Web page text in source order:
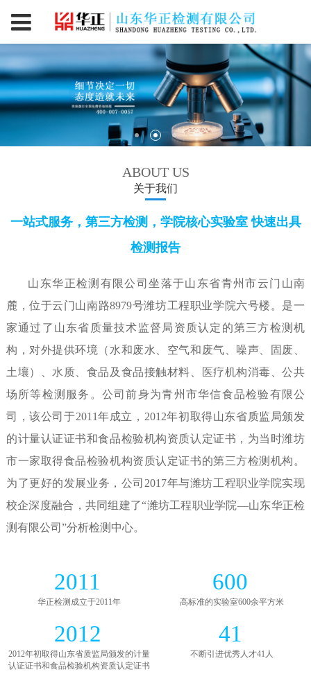
ABOUT US
关于我们
一站式服务，第三方检测，学院核心实验室 快速出具
检测报告
山东华正检测有限公司坐落于山东省青州市云门山南
麓，位于云门山南路8979号潍坊工程职业学院六号楼。是一
家通过了山东省质量技术监督局资质认定的第三方检测机
构，对外提供环境（水和废水、空气和废气、噪声、固废、
土壤）、水质、食品及食品接触材料、医疗机构消毒、公共
场所等检测服务。公司前身为青州市华信食品检验有限公
司，该公司于2011年成立，2012年初取得山东省质监局颁发
的计量认证证书和食品检验机构资质认定证书，为当时潍坊
市一家取得食品检验机构资质认定证书的第三方检测机构。
为了更好的发展业务，公司2017年与潍坊工程职业学院实现
校企深度融合，共同组建了“潍坊工程职业学院—山东华正检
测有限公司”分析检测中心。
2011
华正检测成立于2011年
600
高标准的实验室600余平方米
2012
2012年初取得山东省质监局颁发的计量
认证证书和食品检验机构资质认定证书
41
不断引进优秀人才41人